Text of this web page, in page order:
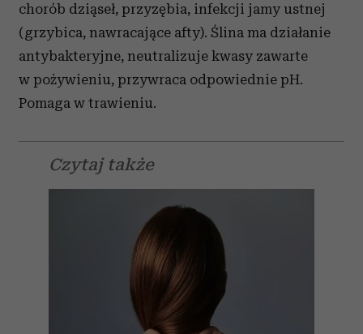
chorób dziąseł, przyzębia, infekcji jamy ustnej
(grzybica, nawracające afty). Ślina ma działanie
antybakteryjne, neutralizuje kwasy zawarte
w pożywieniu, przywraca odpowiednie pH.
Pomaga w trawieniu.
Czytaj także